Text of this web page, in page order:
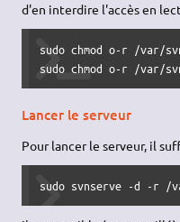
d'en interdire l'accès en
sudo chmod o-r /var/
sudo chmod o-r /var/
Lancer le serveur
Pour lancer le serveur, il
sudo svnserve -d -r /